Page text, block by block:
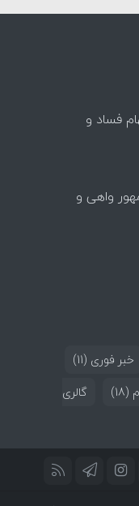
فساد و
واهی و
خبر فوری (11)
(18)
گالری